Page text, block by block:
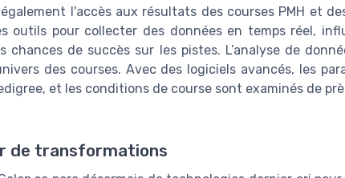
l'accès aux résultats des courses PMH et
outils pour collecter des données en temps réel,
de succès sur les pistes. L’analyse de
des courses. Avec des logiciels avancés, les
et les conditions de course sont examinés de
de transformations